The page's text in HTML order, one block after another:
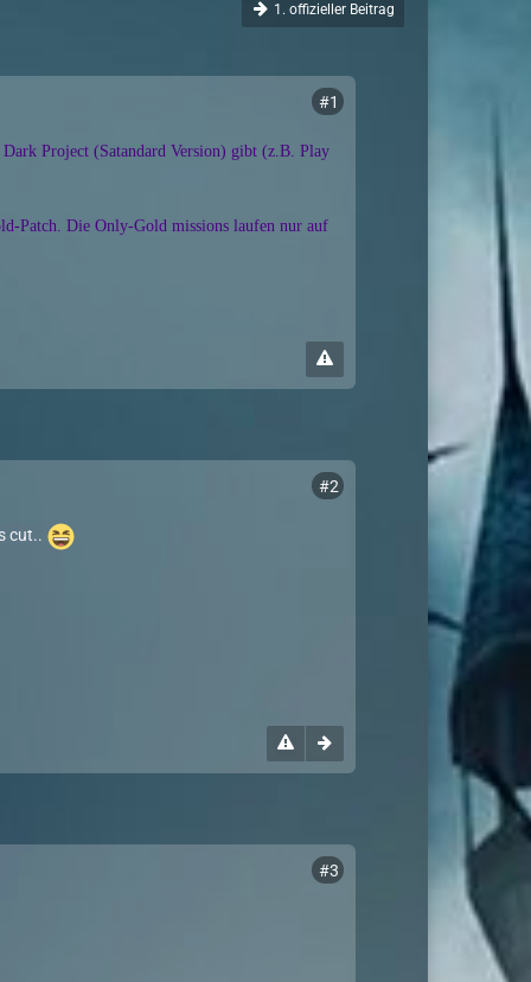
1. offizieller Beitrag
#1
Project (Satandard Version) gibt (z.B. Play
Patch. Die Only-Gold missions laufen nur auf
#2
cut..
#3